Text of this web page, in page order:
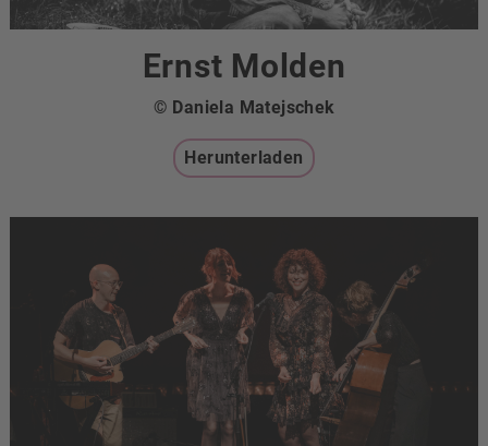
Ernst Molden
© Daniela Matejschek
Herunterladen